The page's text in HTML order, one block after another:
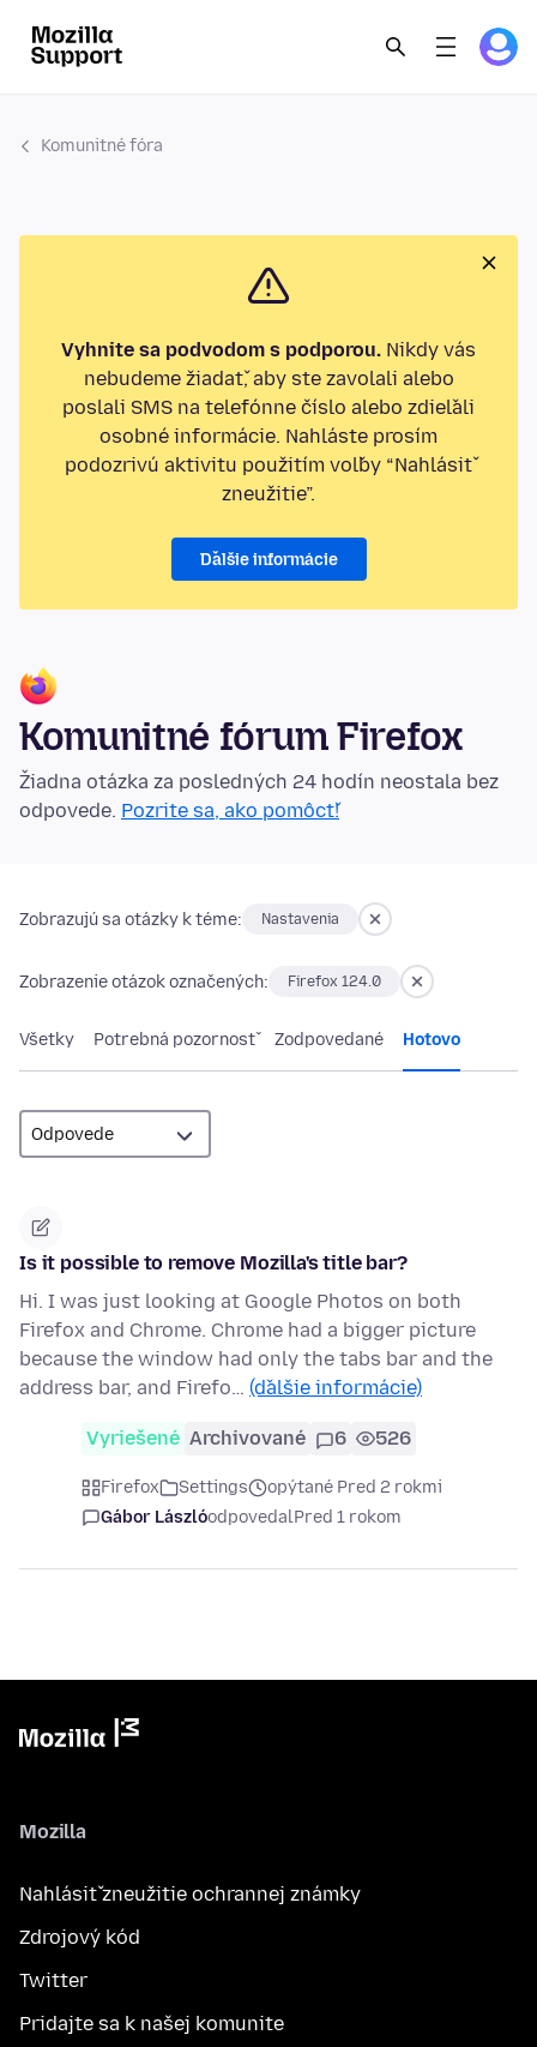
Komunitné fóra
Vyhnite sa podvodom s podporou. Nikdy vás
nebudeme žiadať, aby ste zavolali alebo
poslali SMS na telefónne číslo alebo zdieľali
osobné informácie. Nahláste prosím
podozrivú aktivitu použitím voľby “Nahlásiť
zneužitie”.
Ďalšie informácie
Komunitné fórum Firefox
Žiadna otázka za posledných 24 hodín neostala bez
odpovede. Pozrite sa, ako pomôcť!
Zobrazujú sa otázky k téme: Nastavenia
Zobrazenie otázok označených: Firefox 124.0
Všetky Potrebná pozornosť Zodpovedané Hotovo
Is it possible to remove Mozilla's title bar?
Hi. I was just looking at Google Photos on both
Firefox and Chrome. Chrome had a bigger picture
because the window had only the tabs bar and the
address bar, and Firefo… (ďalšie informácie)
Vyriešené Archivované 6 526
Firefox Settings
opýtané Pred 2 rokmi
Gábor LászlóodpovedalPred 1 rokom
Mozilla
Nahlásiť zneužitie ochrannej známky
Zdrojový kód
Twitter
Pridajte sa k našej komunite